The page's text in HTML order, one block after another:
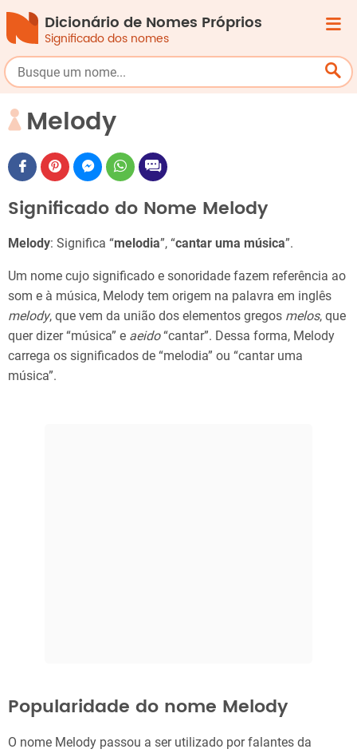
Dicionário de Nomes Próprios
Significado dos nomes
Melody
Significado do Nome Melody
Melody: Significa “melodia”, “cantar uma música”.
Um nome cujo significado e sonoridade fazem referência ao
som e à música, Melody tem origem na palavra em inglês
melody, que vem da união dos elementos gregos melos, que
quer dizer “música” e aeido“cantar”. Dessa forma, Melody
carrega os significados de “melodia” ou “cantar uma
música”.
Popularidade do nome Melody
O nome Melody passou a ser utilizado por falantes da